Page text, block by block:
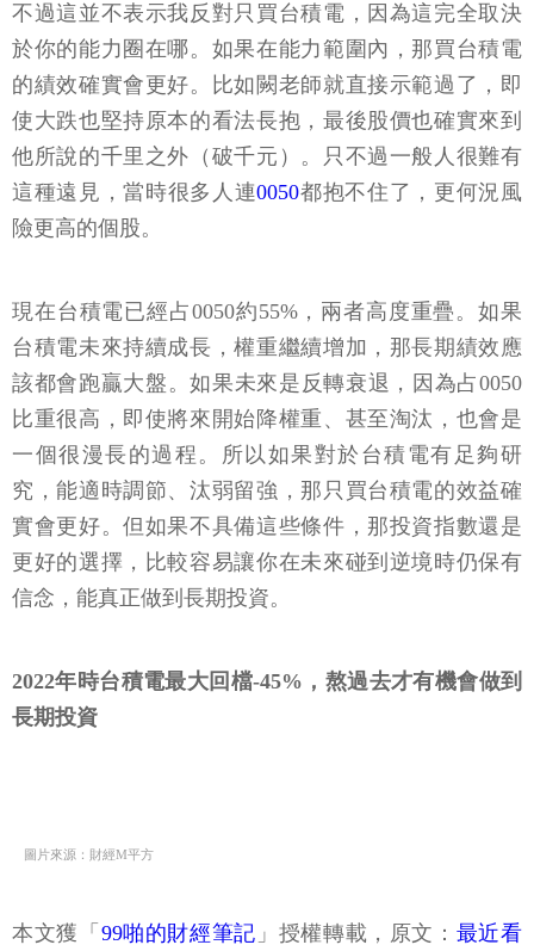
不過這並不表示我反對只買台積電，因為這完全取決
於你的能力圈在哪。如果在能力範圍內，那買台積電
的績效確實會更好。比如闕老師就直接示範過了，即
使大跌也堅持原本的看法長抱，最後股價也確實來到
他所說的千里之外（破千元）。只不過一般人很難有
這種遠見，當時很多人連0050都抱不住了，更何況風
險更高的個股。
現在台積電已經占0050約55%，兩者高度重疊。如果
台積電未來持續成長，權重繼續增加，那長期績效應
該都會跑贏大盤。如果未來是反轉衰退，因為占0050
比重很高，即使將來開始降權重、甚至淘汰，也會是
一個很漫長的過程。所以如果對於台積電有足夠研
究，能適時調節、汰弱留強，那只買台積電的效益確
實會更好。但如果不具備這些條件，那投資指數還是
更好的選擇，比較容易讓你在未來碰到逆境時仍保有
信念，能真正做到長期投資。
2022年時台積電最大回檔-45%，熬過去才有機會做到
長期投資
圖片來源：財經M平方
本文獲「 99啪的財經筆記 」授權轉載，原文： 最近看